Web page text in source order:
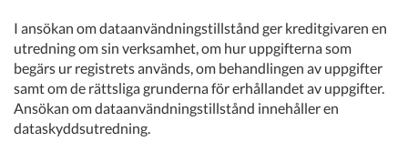
I ansökan om dataanvändningstillstånd ger kreditgivaren en
utredning om sin verksamhet, om hur uppgifterna som
begärs ur registrets används, om behandlingen av uppgifter
samt om de rättsliga grunderna för erhållandet av uppgifter.
Ansökan om dataanvändningstillstånd innehåller en
dataskyddsutredning.